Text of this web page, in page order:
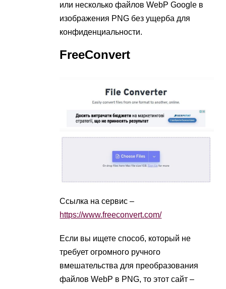
или несколько файлов WebP Google в
изображения PNG без ущерба для
конфиденциальности.
FreeConvert
Ссылка на сервис –
https://www.freeconvert.com/
Если вы ищете способ, который не
требует огромного ручного
вмешательства для преобразования
файлов WebP в PNG, то этот сайт –